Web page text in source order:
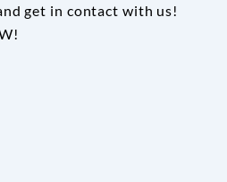
get in contact with us!